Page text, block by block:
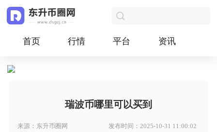
首页 行情 平台 资讯
瑞波币哪里可以买到
来源：东升币圈网 发布时间：2025-10-31 11:00:02